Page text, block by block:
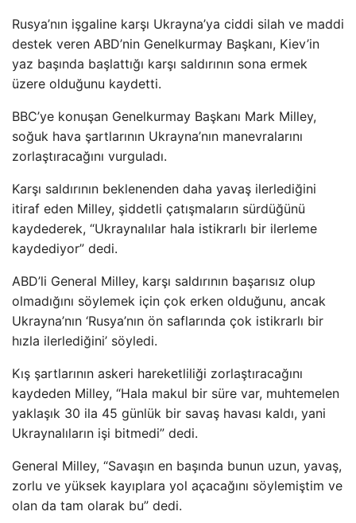
Rusya’nın işgaline karşı Ukrayna’ya ciddi silah ve maddi
destek veren ABD’nin Genelkurmay Başkanı, Kiev’in
yaz başında başlattığı karşı saldırının sona ermek
üzere olduğunu kaydetti.
BBC’ye konuşan Genelkurmay Başkanı Mark Milley,
soğuk hava şartlarının Ukrayna’nın manevralarını
zorlaştıracağını vurguladı.
Karşı saldırının beklenenden daha yavaş ilerlediğini
itiraf eden Milley, şiddetli çatışmaların sürdüğünü
kaydederek, “Ukraynalılar hala istikrarlı bir ilerleme
kaydediyor” dedi.
ABD’li General Milley, karşı saldırının başarısız olup
olmadığını söylemek için çok erken olduğunu, ancak
Ukrayna’nın ‘Rusya’nın ön saflarında çok istikrarlı bir
hızla ilerlediğini’ söyledi.
Kış şartlarının askeri hareketliliği zorlaştıracağını
kaydeden Milley, “Hala makul bir süre var, muhtemelen
yaklaşık 30 ila 45 günlük bir savaş havası kaldı, yani
Ukraynalıların işi bitmedi” dedi.
General Milley, “Savaşın en başında bunun uzun, yavaş,
zorlu ve yüksek kayıplara yol açacağını söylemiştim ve
olan da tam olarak bu” dedi.